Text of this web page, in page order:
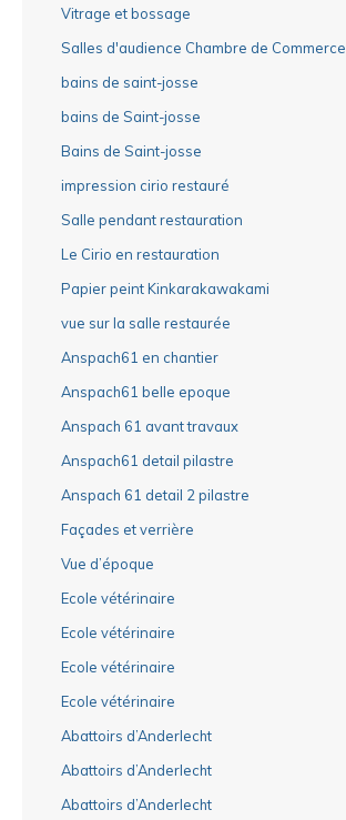
Vitrage et bossage
Salles d'audience Chambre de Commerce
bains de saint-josse
bains de Saint-josse
Bains de Saint-josse
impression cirio restauré
Salle pendant restauration
Le Cirio en restauration
Papier peint Kinkarakawakami
vue sur la salle restaurée
Anspach61 en chantier
Anspach61 belle epoque
Anspach 61 avant travaux
Anspach61 detail pilastre
Anspach 61 detail 2 pilastre
Façades et verrière
Vue d’époque
Ecole vétérinaire
Ecole vétérinaire
Ecole vétérinaire
Ecole vétérinaire
Abattoirs d’Anderlecht
Abattoirs d’Anderlecht
Abattoirs d’Anderlecht